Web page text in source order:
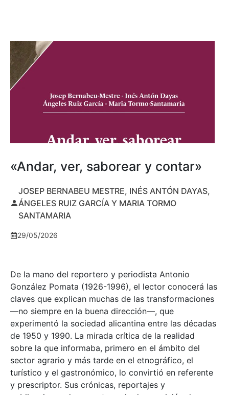
«Andar, ver, saborear y contar»
JOSEP BERNABEU MESTRE, INÉS ANTÓN DAYAS,
ÁNGELES RUIZ GARCÍA Y MARIA TORMO
SANTAMARIA
29/05/2026
De la mano del reportero y periodista Antonio
González Pomata (1926-1996), el lector conocerá las
claves que explican muchas de las transformaciones
—no siempre en la buena dirección—, que
experimentó la sociedad alicantina entre las décadas
de 1950 y 1990. La mirada crítica de la realidad
sobre la que informaba, primero en el ámbito del
sector agrario y más tarde en el etnográfico, el
turístico y el gastronómico, lo convirtió en referente
y prescriptor. Sus crónicas, reportajes y